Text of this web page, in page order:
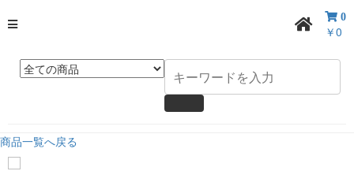
0
￥0
商品一覧へ戻る